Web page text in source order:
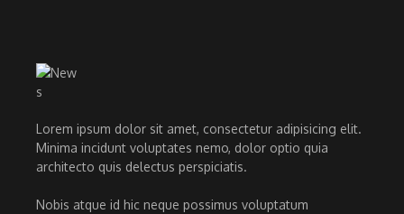
Lorem ipsum dolor sit amet, consectetur adipisicing elit.
Minima incidunt voluptates nemo, dolor optio quia
architecto quis delectus perspiciatis.
Nobis atque id hic neque possimus voluptatum